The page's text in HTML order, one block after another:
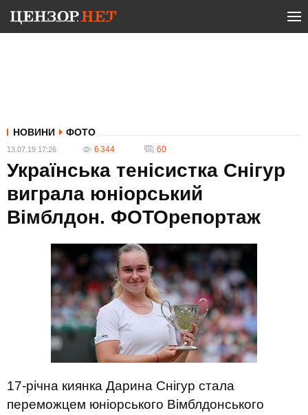
НОВИНИ ФОТО
13.07.19 17:26 6 344 60
Українська тенісистка Снігур
виграла юніорський
Вімблдон. ФОТОрепортаж
17-річна киянка Дарина Снігур стала
переможцем юніорського Вімблдонського